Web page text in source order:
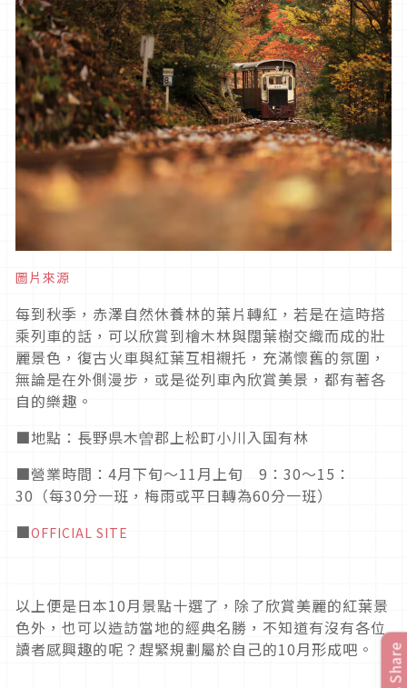
圖片來源
每到秋季，赤澤自然休養林的葉片轉紅，若是在這時搭
乘列車的話，可以欣賞到檜木林與闊葉樹交織而成的壯
麗景色，復古火車與紅葉互相襯托，充滿懷舊的氛圍，
無論是在外側漫步，或是從列車內欣賞美景，都有著各
自的樂趣。
■地點：長野県木曽郡上松町小川入国有林
■營業時間：4月下旬～11月上旬 9：30～15：
30（每30分一班，梅雨或平日轉為60分一班）
■OFFICIAL SITE
以上便是日本10月景點十選了，除了欣賞美麗的紅葉景
色外，也可以造訪當地的經典名勝，不知道有沒有各位
讀者感興趣的呢？趕緊規劃屬於自己的10月形成吧。 Share